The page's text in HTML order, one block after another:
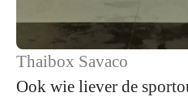
Thaibox Savaco
Ook wie liever de